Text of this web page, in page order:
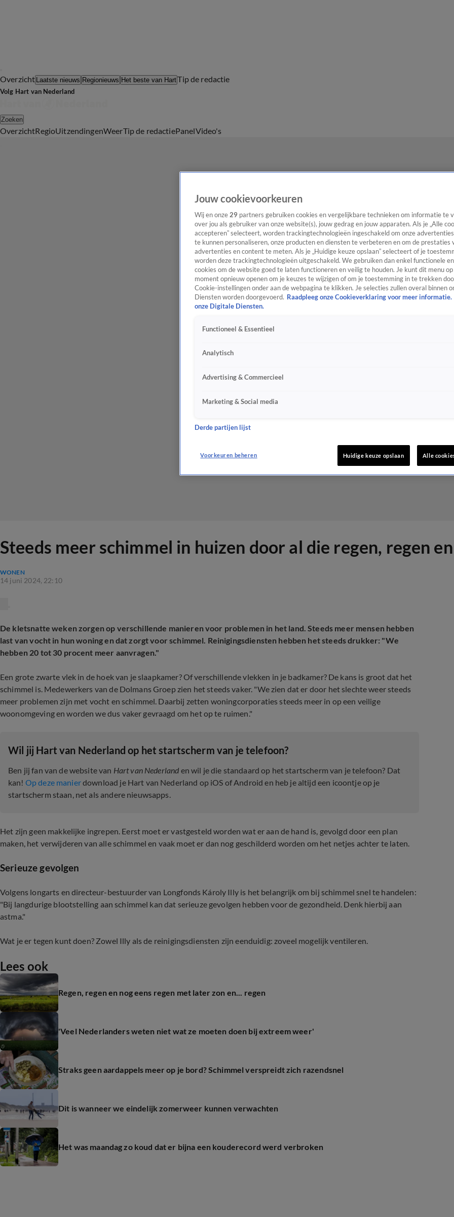
Overzicht Laatste nieuws Regionieuws Het beste van HartTip de redactie
Volg Hart van Nederland
Zoeken
OverzichtRegioUitzendingenWeerTip de redactiePanelVideo's
Steeds meer schimmel in huizen door al die regen, regen
WONEN
14 juni 2024, 22:10
De kletsnatte weken zorgen op verschillende manieren voor problemen in het land. Steeds meer mensen hebben
last van vocht in hun woning en dat zorgt voor schimmel. Reinigingsdiensten hebben het steeds drukker: "We
hebben 20 tot 30 procent meer aanvragen."
Een grote zwarte vlek in de hoek van je slaapkamer? Of verschillende vlekken in je badkamer? De kans is groot dat het
schimmel is. Medewerkers van de Dolmans Groep zien het steeds vaker. "We zien dat er door het slechte weer steeds
meer problemen zijn met vocht en schimmel. Daarbij zetten woningcorporaties steeds meer in op een veilige
woonomgeving en worden we dus vaker gevraagd om het op te ruimen."
Wil jij Hart van Nederland op het startscherm van je telefoon?
Ben jij fan van de website van Hart van Nederland en wil je die standaard op het startscherm van je telefoon? Dat
kan! Op deze manierdownload je Hart van Nederland op iOS of Android en heb je altijd een icoontje op je
startscherm staan, net als andere nieuwsapps.
Het zijn geen makkelijke ingrepen. Eerst moet er vastgesteld worden wat er aan de hand is, gevolgd door een plan
maken, het verwijderen van alle schimmel en vaak moet er dan nog geschilderd worden om het netjes achter te laten.
Serieuze gevolgen
Volgens longarts en directeur-bestuurder van Longfonds Károly Illy is het belangrijk om bij schimmel snel te handelen:
"Bij langdurige blootstelling aan schimmel kan dat serieuze gevolgen hebben voor de gezondheid. Denk hierbij aan
astma."
Wat je er tegen kunt doen? Zowel Illy als de reinigingsdiensten zijn eenduidig: zoveel mogelijk ventileren.
Lees ook
Regen, regen en nog eens regen met later zon en... regen
'Veel Nederlanders weten niet wat ze moeten doen bij extreem weer'
Straks geen aardappels meer op je bord? Schimmel verspreidt zich razendsnel
Dit is wanneer we eindelijk zomerweer kunnen verwachten
Het was maandag zo koud dat er bijna een kouderecord werd verbroken
Jouw cookievoorkeuren
Wij en onze 29 partners gebruiken cookies en vergelijkbare technieken om informatie te
over jou als gebruiker van onze website(s), jouw gedrag en jouw apparaten. Als je „Alle
accepteren” selecteert, worden trackingtechnologieën ingeschakeld om onze
te kunnen personaliseren, onze producten en diensten te verbeteren en om de prestaties
advertenties en content te meten. Als je „Huidige keuze opslaan” selecteert of je
worden deze trackingtechnologieën uitgeschakeld. We gebruiken dan enkel functionele
cookies om de website goed te laten functioneren en veilig te houden. Je kunt dit menu
moment opnieuw openen om je keuzes te wijzigen of om je toestemming in te trekken
Cookie-instellingen onder aan de webpagina te klikken. Je selecties zullen overal binnen
Diensten worden doorgevoerd. Raadpleeg onze Cookieverklaring voor meer informatie.
onze Digitale Diensten.
Functioneel & Essentieel
Analytisch
Advertising & Commercieel
Marketing & Social media
Derde partijen lijst
Voorkeuren beheren Huidige keuze opslaan Alle